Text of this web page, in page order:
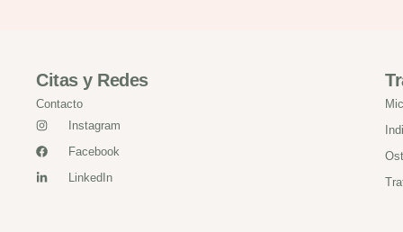
Citas y Redes
Contacto
Instagram
Facebook
LinkedIn